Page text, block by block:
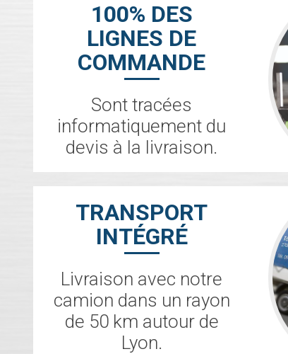
100% DES
LIGNES DE
COMMANDE
Sont tracées
informatiquement du
devis à la livraison.
TRANSPORT
INTÉGRÉ
Livraison avec notre
camion dans un rayon
de 50 km autour de
Lyon.